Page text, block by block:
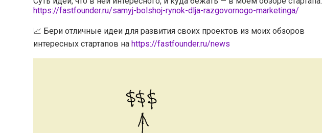
https://fastfounder.ru/samyj-bolshoj-rynok-dlja-razgovornogo-marketinga/
📈 Бери отличные идеи для развития своих проектов из моих обзоров
интересных стартапов на https://fastfounder.ru/news